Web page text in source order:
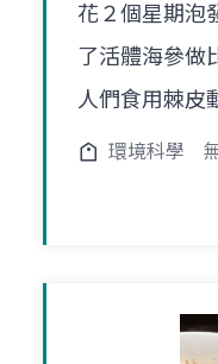
花２個星期泡
了活體海參做
人們食用棘皮
環境科學